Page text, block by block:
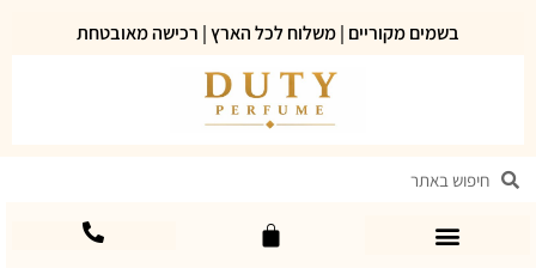
בשמים מקוריים | משלוח לכל הארץ | רכישה מאובטחת